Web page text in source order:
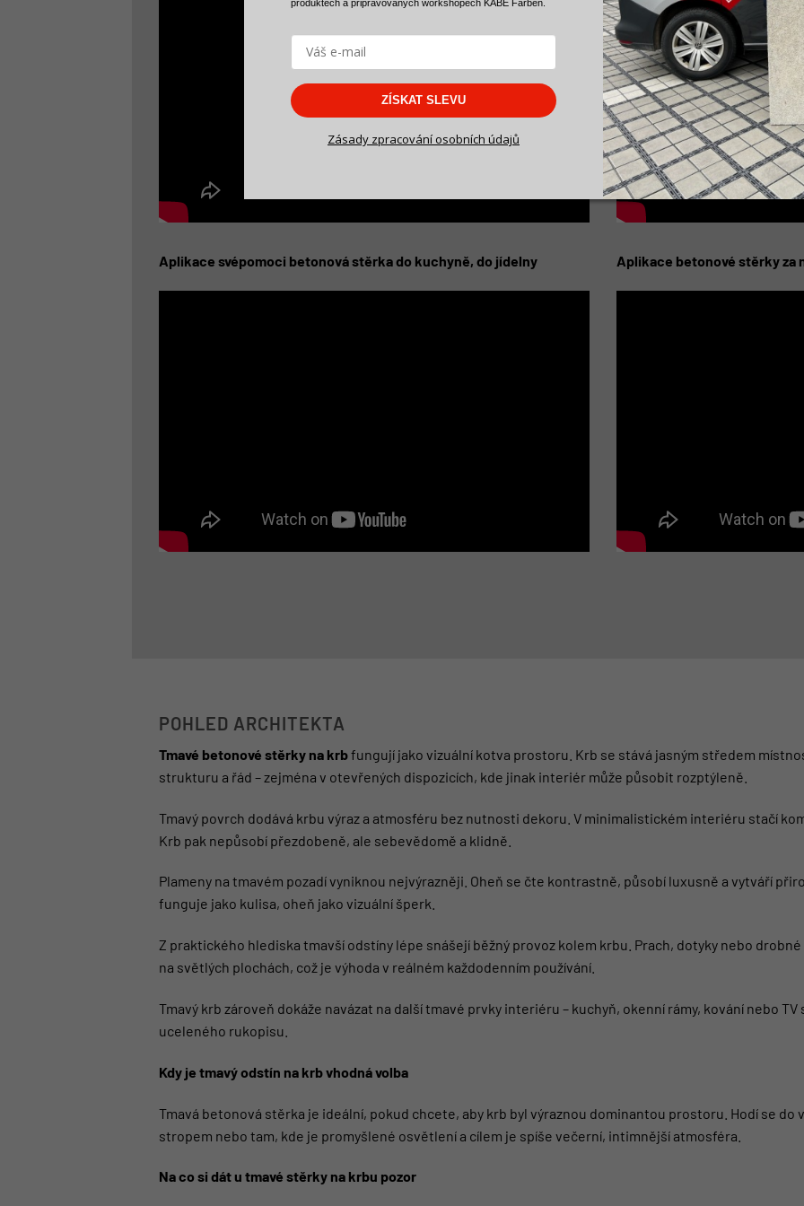
Aplikace svépomoci betonová stěrka do kuchyně, do jídelny Aplikace betonové stěrky za
POHLED ARCHITEKTA
Tmavé betonové stěrky na krbfungují jako vizuální kotva prostoru. Krb se stává jasným středem
strukturu a řád – zejména v otevřených dispozicích, kde jinak interiér může působit rozptýleně.
Tmavý povrch dodává krbu výraz a atmosféru bez nutnosti dekoru. V minimalistickém interiéru stačí
Krb pak nepůsobí přezdobeně, ale sebevědomě a klidně.
Plameny na tmavém pozadí vyniknou nejvýrazněji. Oheň se čte kontrastně, působí luxusně a vytváří
funguje jako kulisa, oheň jako vizuální šperk.
Z praktického hlediska tmavší odstíny lépe snášejí běžný provoz kolem krbu. Prach, dotyky nebo
na světlých plochách, což je výhoda v reálném každodenním používání.
Tmavý krb zároveň dokáže navázat na další tmavé prvky interiéru – kuchyň, okenní rámy, kování nebo
uceleného rukopisu.
Kdy je tmavý odstín na krb vhodná volba
Tmavá betonová stěrka je ideální, pokud chcete, aby krb byl výraznou dominantou prostoru. Hodí se
stropem nebo tam, kde je promyšlené osvětlení a cílem je spíše večerní, intimnější atmosféra.
Na co si dát u tmavé stěrky na krbu pozor
produktech a připravovaných workshopech KABE Farben.
ZÍSKAT SLEVU
Zásady zpracování osobních údajů